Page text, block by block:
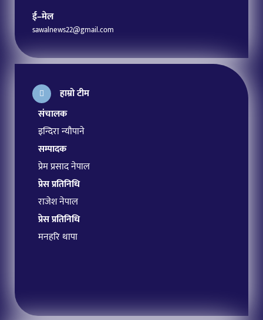
ई–मेल
sawalnews22@gmail.com
हाम्रो टीम
संचालक
इन्दिरा न्यौपाने
सम्पादक
प्रेम प्रसाद नेपाल
प्रेस प्रतिनिधि
राजेश नेपाल
प्रेस प्रतिनिधि
मनहरि थापा